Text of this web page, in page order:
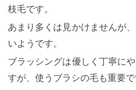
枝毛です。
あまり多くは見かけませんが
いようです。
ブラッシングは優しく丁寧に
すが、使うブラシの毛も重要で